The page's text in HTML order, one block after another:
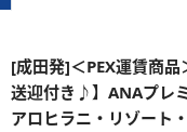
[成田発]＜PEX運賃商
送迎付き♪】ANAプレ
アロヒラニ・リゾート